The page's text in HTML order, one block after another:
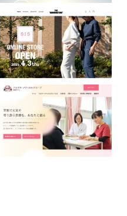
フルガキ・メディカルグループ